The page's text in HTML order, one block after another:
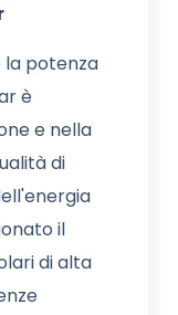
potenza
è
e nella
di
il
di alta